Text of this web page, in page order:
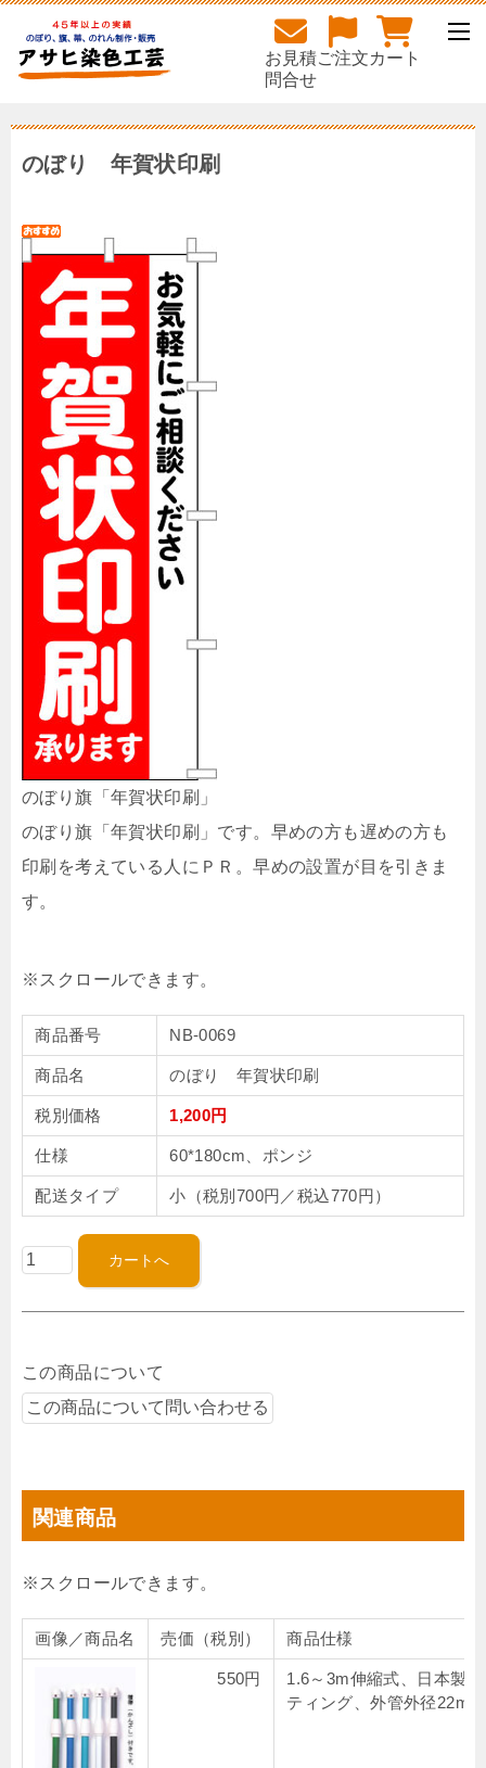
お見積
問合せ
ご注文カート
のぼり 年賀状印刷
のぼり旗「年賀状印刷」
のぼり旗「年賀状印刷」です。早めの方も遅めの方も
印刷を考えている人にＰＲ。早めの設置が目を引きま
す。
商品番号 NB-0069
商品名 のぼり 年賀状印刷
税別価格 1,200円
仕様 60*180cm、ポンジ
配送タイプ 小（税別700円／税込770円）
この商品について
関連商品
画像／商品名 売価（税別） 商品仕様
550円
1.6～3m伸縮式、日本製
ティング、外管外径22mm